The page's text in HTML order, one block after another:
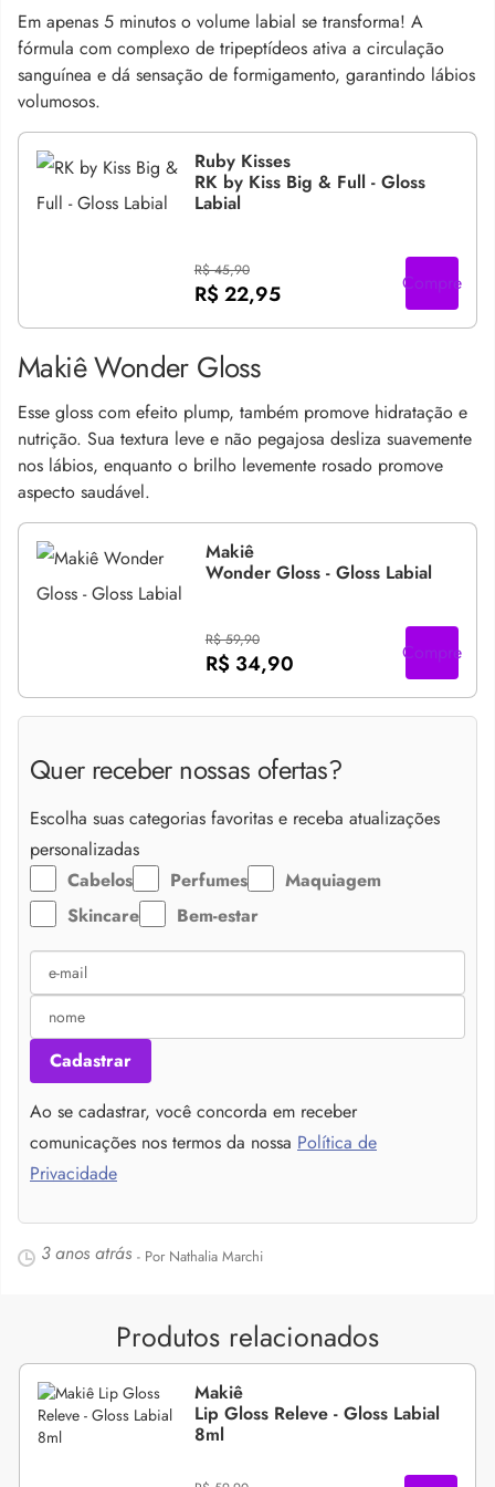
Em apenas 5 minutos o volume labial se transforma! A
fórmula com complexo de tripeptídeos ativa a circulação
sanguínea e dá sensação de formigamento, garantindo lábios
volumosos.
Ruby Kisses
RK by Kiss Big & Full - Gloss
Labial
R$ 45,90
R$ 22,95 Compre
Makiê Wonder Gloss
Esse gloss com efeito plump, também promove hidratação e
nutrição. Sua textura leve e não pegajosa desliza suavemente
nos lábios, enquanto o brilho levemente rosado promove
aspecto saudável.
Makiê
Wonder Gloss - Gloss Labial
R$ 59,90
R$ 34,90 Compre
Quer receber nossas ofertas?
Escolha suas categorias favoritas e receba atualizações
personalizadas
Cabelos
Perfumes
Maquiagem
Skincare
Bem-estar
Cadastrar
Ao se cadastrar, você concorda em receber
comunicações nos termos da nossa Política de
Privacidade
3 anos atrás - Por Nathalia Marchi
Produtos relacionados
Makiê
Lip Gloss Releve - Gloss Labial
8ml